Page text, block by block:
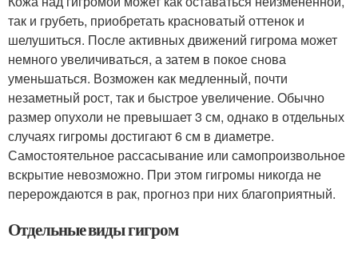
так и грубеть, приобретать красноватый оттенок и
шелушиться. После активных движений гигрома может
немного увеличиваться, а затем в покое снова
уменьшаться. Возможен как медленный, почти
незаметный рост, так и быстрое увеличение. Обычно
размер опухоли не превышает 3 см, однако в отдельных
случаях гигромы достигают 6 см в диаметре.
Самостоятельное рассасывание или самопроизвольное
вскрытие невозможно. При этом гигромы никогда не
перерождаются в рак, прогноз при них благоприятный.
Отдельные виды гигром